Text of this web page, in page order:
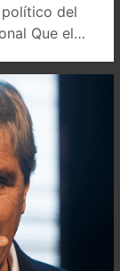
del
Que el…